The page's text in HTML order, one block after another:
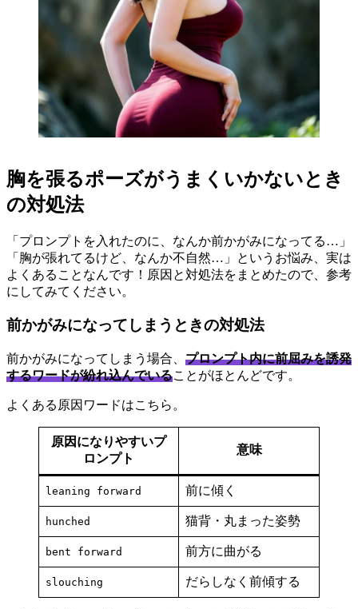
胸を張るポーズがうまくいかないとき
の対処法
「プロンプトを入れたのに、なんか前かがみになってる…」
「胸が張れてるけど、なんか不自然…」というお悩み、実は
よくあることなんです！原因と対処法をまとめたので、参考
にしてみてください。
前かがみになってしまうときの対処法
前かがみになってしまう場合、 プロンプト内に前屈みを誘発
するワードが紛れ込んでいることがほとんどです。
よくある原因ワードはこちら。
原因になりやすいプ
ロンプト
意味
leaning forward 前に傾く
hunched 猫背・丸まった姿勢
bent forward 前方に曲がる
slouching だらしなく前傾する